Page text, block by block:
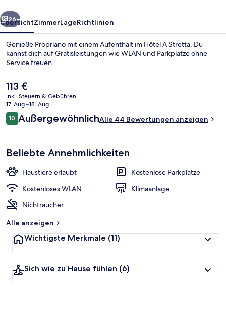
Weiter
26+
ÜbersichtZimmerLageRichtlinien
Genieße Propriano mit einem Aufenthalt im Hôtel A Stretta. Du
kannst dich auf Gratisleistungen wie WLAN und Parkplätze ohne
Service freuen.
Der
aktuelle
Preis
beträgt
113 €.
113 €
inkl. Steuern & Gebühren
17. Aug.–18. Aug.
Bewertungen
1010 von 10.
AußergewöhnlichAlle 44 Bewertungen anzeigen
Beliebte Annehmlichkeiten
Haustiere erlaubt
Kostenlose Parkplätze
Kostenloses WLAN
Klimaanlage
Nichtraucher
Alle anzeigen
Wichtigste Merkmale (11)
Sich wie zu Hause fühlen (6)